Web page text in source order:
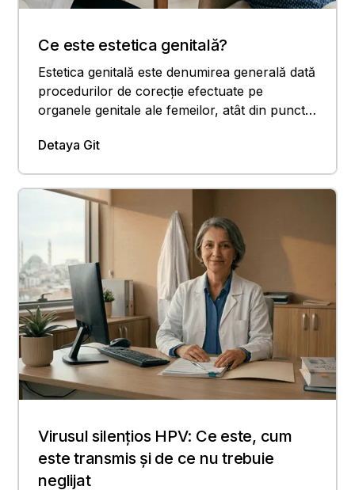
Ce este estetica genitală?
Estetica genitală este denumirea generală dată
procedurilor de corecție efectuate pe
organele genitale ale femeilor, atât din punct
Detaya Git
Virusul silențios HPV: Ce este, cum
este transmis și de ce nu trebuie
neglijat